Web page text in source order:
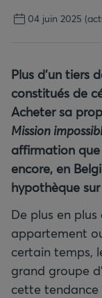
04 juin 2025
Plus d’un tiers
constitués de
Acheter sa
Mission
affirmation
encore, en
hypothèque
De plus en
appartement
certain temps,
grand groupe
cette tendance